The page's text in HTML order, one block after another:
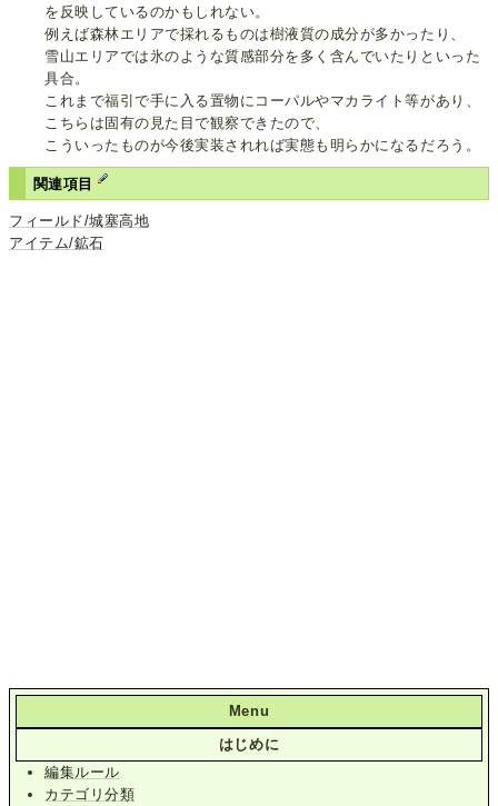
を反映しているのかもしれない。
例えば森林エリアで採れるものは樹液質の成分が多かったり、
雪山エリアでは氷のような質感部分を多く含んでいたりといった
具合。
これまで福引で手に入る置物にコーパルやマカライト等があり、
こちらは固有の見た目で観察できたので、
こういったものが今後実装されれば実態も明らかになるだろう。
関連項目
フィールド/城塞高地
アイテム/鉱石
Menu
はじめに
編集ルール
カテゴリ分類